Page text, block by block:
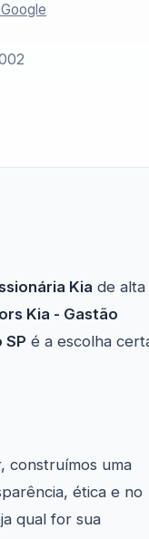
Kia de alta
Kia - Gastão
SP é a escolha
construímos uma
ética e no
qual for sua